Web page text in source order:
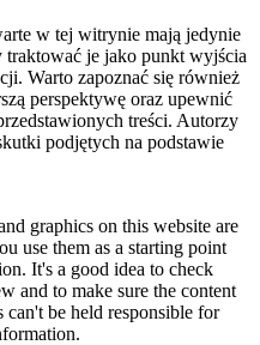
w tej witrynie mają jedynie
traktować je jako punkt wyjścia
Warto zapoznać się również
perspektywę oraz upewnić
treści. Autorzy
podjętych na podstawie
graphics on this website are
use them as a starting point
It's a good idea to check
and to make sure the content
can't be held responsible for